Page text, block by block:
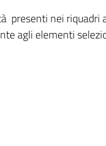
presenti nei
agli elementi